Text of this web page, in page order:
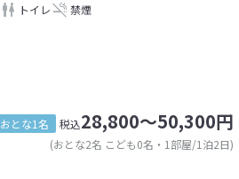
トイレ 禁煙
おとな1名 税込28,800～50,300円
(おとな2名 こども0名・1部屋/1泊2日)